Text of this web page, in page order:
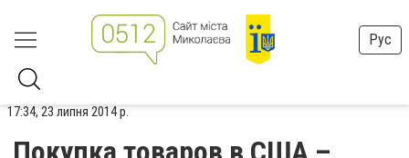
Рус
17:34, 23 липня 2014 р.